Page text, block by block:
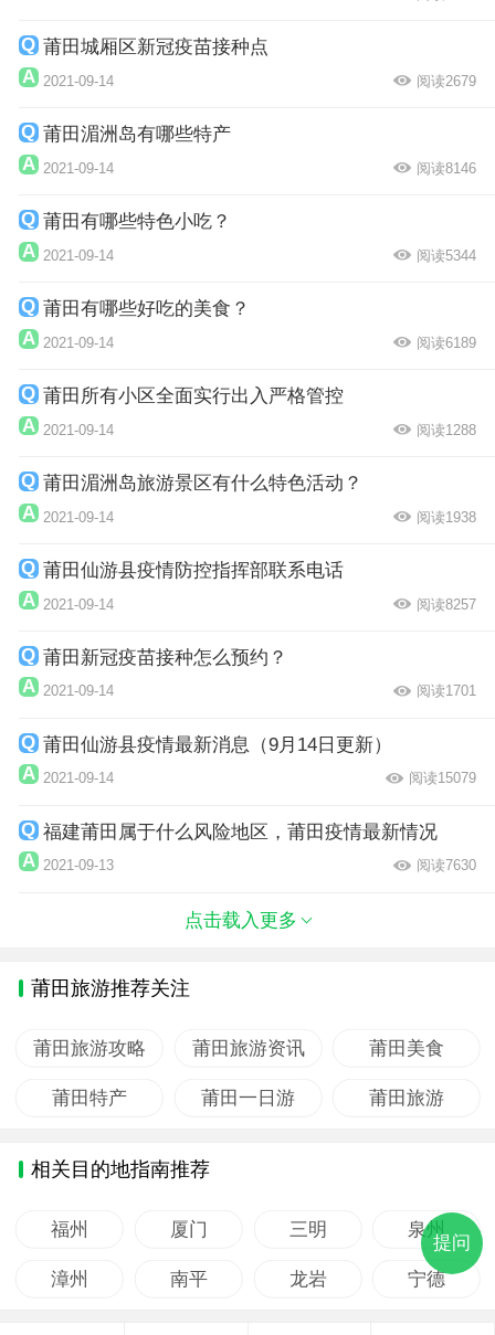
莆田城厢区新冠疫苗接种点
2021-09-14 阅读2679
莆田湄洲岛有哪些特产
2021-09-14 阅读8146
莆田有哪些特色小吃？
2021-09-14 阅读5344
莆田有哪些好吃的美食？
2021-09-14 阅读6189
莆田所有小区全面实行出入严格管控
2021-09-14 阅读1288
莆田湄洲岛旅游景区有什么特色活动？
2021-09-14 阅读1938
莆田仙游县疫情防控指挥部联系电话
2021-09-14 阅读8257
莆田新冠疫苗接种怎么预约？
2021-09-14 阅读1701
莆田仙游县疫情最新消息（9月14日更新）
2021-09-14 阅读15079
福建莆田属于什么风险地区，莆田疫情最新情况
2021-09-13 阅读7630
点击载入更多
莆田旅游推荐关注
莆田旅游攻略 莆田旅游资讯 莆田美食
莆田特产 莆田一日游 莆田旅游
相关目的地指南推荐
福州 厦门 三明 泉州
漳州 南平 龙岩 宁德
提问